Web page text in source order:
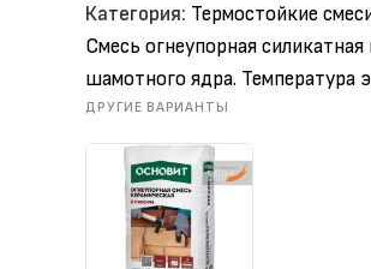
Категория: Термостойкие
Смесь огнеупорная
шамотного ядра. Температура
ДРУГИЕ ВАРИАНТЫ